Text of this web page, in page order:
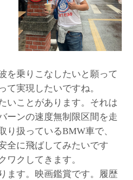
を乗りこなしたいと願って
て実現したいですね。
いことがあります。それは
ーンの速度無制限区間を走
り扱っているBMW車で、
全に飛ばしてみたいです
ワクしてきます。
ます。映画鑑賞です。履歴